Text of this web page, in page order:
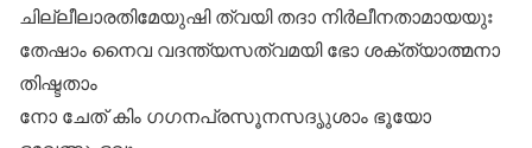
ചില്ലീലാരതിമേയുഷി ത്വയി തദാ നിർലീനതാമായയുഃ
തേഷാം നൈവ വദന്ത്യസത്വമയി ഭോ ശക്ത്യാത്മനാ
തിഷ്ടതാം
നോ ചേത്‌ കിം ഗഗനപ്രസൂനസദൃുശാം ഭൂയോ